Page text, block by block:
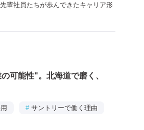
輩社員たちが歩んできたキャリア形
可能性"。北海道で磨く、
# サントリーで働く理由